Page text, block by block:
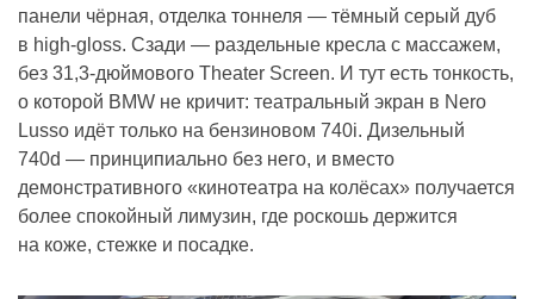
панели чёрная, отделка тоннеля — тёмный серый дуб
в high-gloss. Сзади — раздельные кресла с массажем,
без 31,3-дюймового Theater Screen. И тут есть тонкость,
о которой BMW не кричит: театральный экран в Nero
Lusso идёт только на бензиновом 740i. Дизельный
740d — принципиально без него, и вместо
демонстративного «кинотеатра на колёсах» получается
более спокойный лимузин, где роскошь держится
на коже, стежке и посадке.